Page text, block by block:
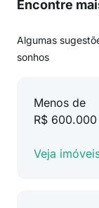
Encontre
Algumas
sonhos
Menos de
R$ 600.000
Veja